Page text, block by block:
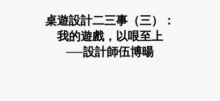
桌遊設計二三事（三）：
我的遊戲，以哏至上
──設計師伍博暘